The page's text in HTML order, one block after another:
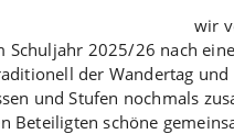
wir
Schuljahr 2025/26 nach
der Wandertag und
und Stufen nochmals
Beteiligten schöne